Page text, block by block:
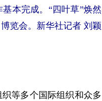
本完成。“四叶草”焕然
览会。新华社记者 刘颖
等多个国际组织和众多